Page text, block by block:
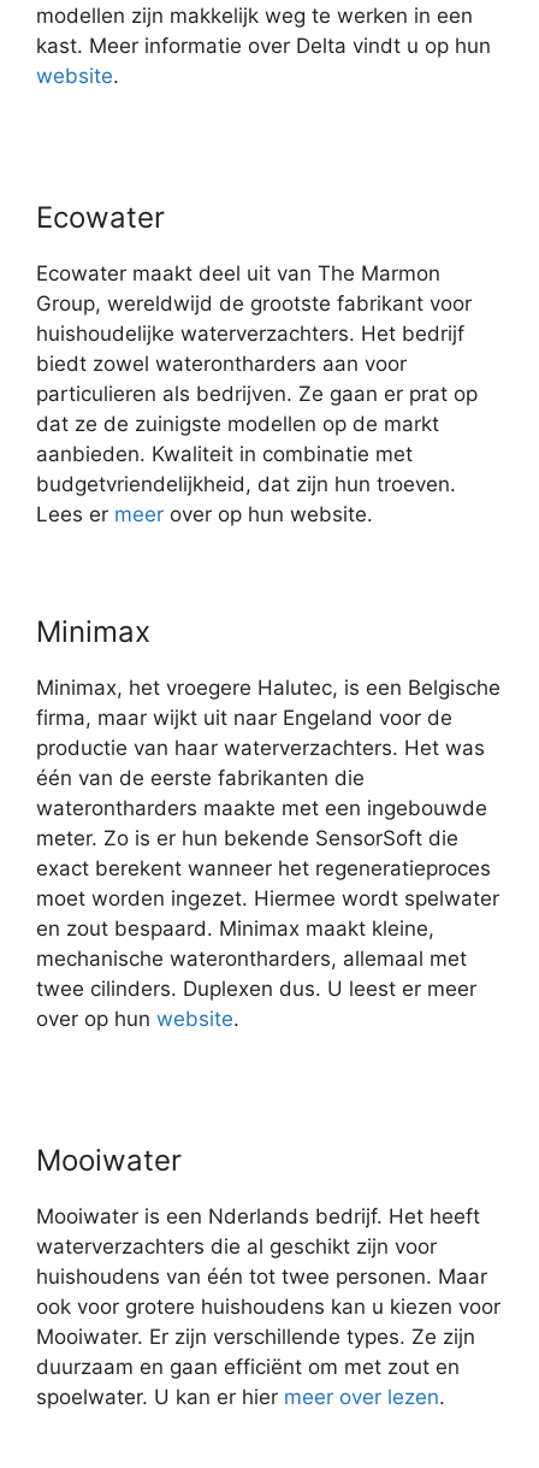
modellen zijn makkelijk weg te werken in een
kast. Meer informatie over Delta vindt u op hun
website.
Ecowater
Ecowater maakt deel uit van The Marmon
Group, wereldwijd de grootste fabrikant voor
huishoudelijke waterverzachters. Het bedrijf
biedt zowel waterontharders aan voor
particulieren als bedrijven. Ze gaan er prat op
dat ze de zuinigste modellen op de markt
aanbieden. Kwaliteit in combinatie met
budgetvriendelijkheid, dat zijn hun troeven.
Lees er meer over op hun website.
Minimax
Minimax, het vroegere Halutec, is een Belgische
firma, maar wijkt uit naar Engeland voor de
productie van haar waterverzachters. Het was
één van de eerste fabrikanten die
waterontharders maakte met een ingebouwde
meter. Zo is er hun bekende SensorSoft die
exact berekent wanneer het regeneratieproces
moet worden ingezet. Hiermee wordt spelwater
en zout bespaard. Minimax maakt kleine,
mechanische waterontharders, allemaal met
twee cilinders. Duplexen dus. U leest er meer
over op hun website.
Mooiwater
Mooiwater is een Nderlands bedrijf. Het heeft
waterverzachters die al geschikt zijn voor
huishoudens van één tot twee personen. Maar
ook voor grotere huishoudens kan u kiezen voor
Mooiwater. Er zijn verschillende types. Ze zijn
duurzaam en gaan efficiënt om met zout en
spoelwater. U kan er hier meer over lezen.